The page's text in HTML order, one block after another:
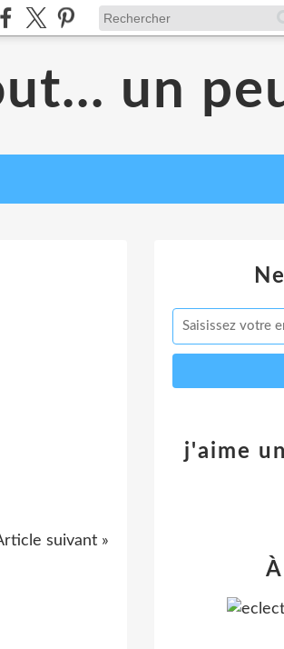
un
suivant »
j'aime